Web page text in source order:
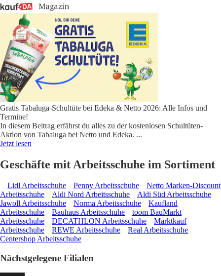
Gratis Tabaluga-Schultüte bei Edeka & Netto 2026: Alle Infos und
Termine!
In diesem Beitrag erfährst du alles zu der kostenlosen Schultüten-
Aktion von Tabaluga bei Netto und Edeka. ...
Jetzt lesen
Geschäfte mit Arbeitsschuhe im Sortiment
Lidl Arbeitsschuhe Penny Arbeitsschuhe
Netto Marken-Discount
Arbeitsschuhe
Aldi Nord Arbeitsschuhe
Aldi Süd Arbeitsschuhe
Jawoll Arbeitsschuhe
Norma Arbeitsschuhe
Kaufland
Arbeitsschuhe
Bauhaus Arbeitsschuhe
toom BauMarkt
Arbeitsschuhe
DECATHLON Arbeitsschuhe
Marktkauf
Arbeitsschuhe
REWE Arbeitsschuhe
Real Arbeitsschuhe
Centershop Arbeitsschuhe
Nächstgelegene Filialen